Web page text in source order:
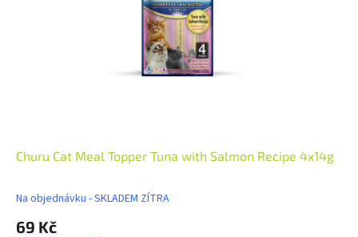
Churu Cat Meal Topper Tuna with Salmon Recipe 4x14g
Na objednávku - SKLADEM ZÍTRA
69 Kč